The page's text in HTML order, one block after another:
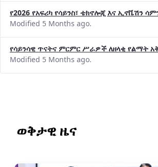
የ2026 የአፍሪካ የሳይንስ፣ ቴክኖሎጂ እና ኢኖቬሽን
Modified 5 Months ago.
የሳይንሳዊ ጥናትና ምርምር ሥራዎች ለዘላቂ
Modified 5 Months ago.
ወቅታዊ ዜና